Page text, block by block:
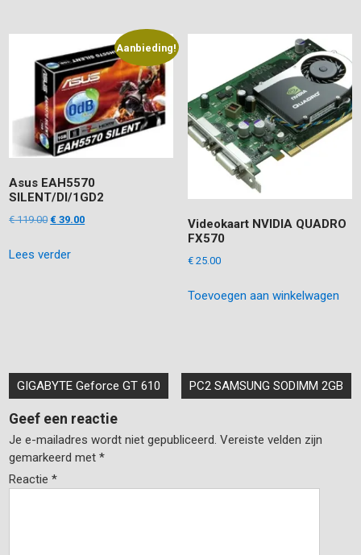
Aanbieding!
Asus EAH5570
SILENT/DI/1GD2
€119.00 Oorspronkelijke
was:
€ 39.00Huidige
Lees verder
Videokaart NVIDIA QUADRO
FX570
€25.00
Toevoegen aan winkelwagen
Bericht
navigatie
GIGABYTE Geforce GT 610 PC2 SAMSUNG SODIMM 2GB
Geef een reactie
Je e-mailadres wordt niet gepubliceerd. Vereiste velden zijn
gemarkeerd met*
Reactie*